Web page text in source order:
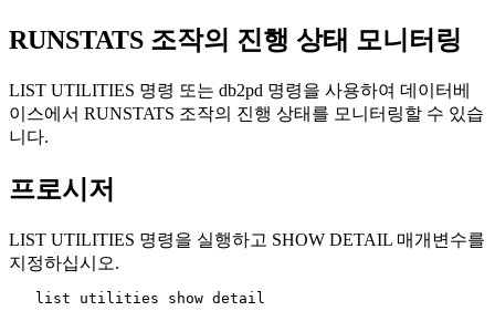
RUNSTATS 조작의 진행 상태 모니터링
LIST UTILITIES 명령 또는 db2pd 명령을 사용하여 데이터베
이스에서 RUNSTATS 조작의 진행 상태를 모니터링할 수 있습
니다.
프로시저
LIST UTILITIES 명령을 실행하고 SHOW DETAIL 매개변수를
지정하십시오.
   list utilities show detail